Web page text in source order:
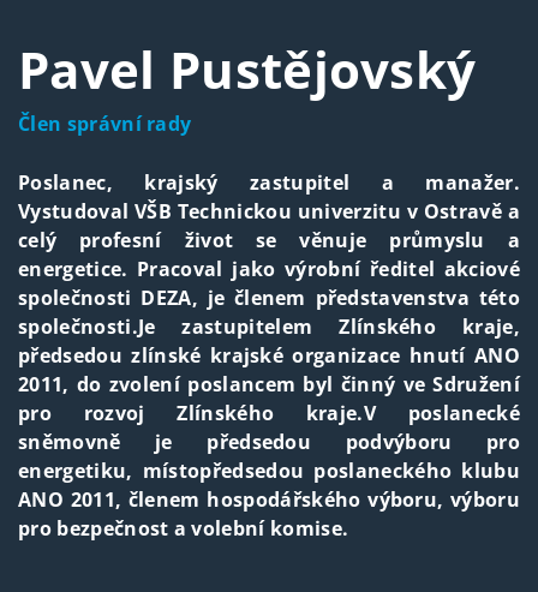
Pavel Pustějovský
Člen správní rady
Poslanec, krajský zastupitel a manažer.
Vystudoval VŠB Technickou univerzitu v Ostravě a
celý profesní život se věnuje průmyslu a
energetice. Pracoval jako výrobní ředitel akciové
společnosti DEZA, je členem představenstva této
společnosti.Je zastupitelem Zlínského kraje,
předsedou zlínské krajské organizace hnutí ANO
2011, do zvolení poslancem byl činný ve Sdružení
pro rozvoj Zlínského kraje.V poslanecké
sněmovně je předsedou podvýboru pro
energetiku, místopředsedou poslaneckého klubu
ANO 2011, členem hospodářského výboru, výboru
pro bezpečnost a volební komise.